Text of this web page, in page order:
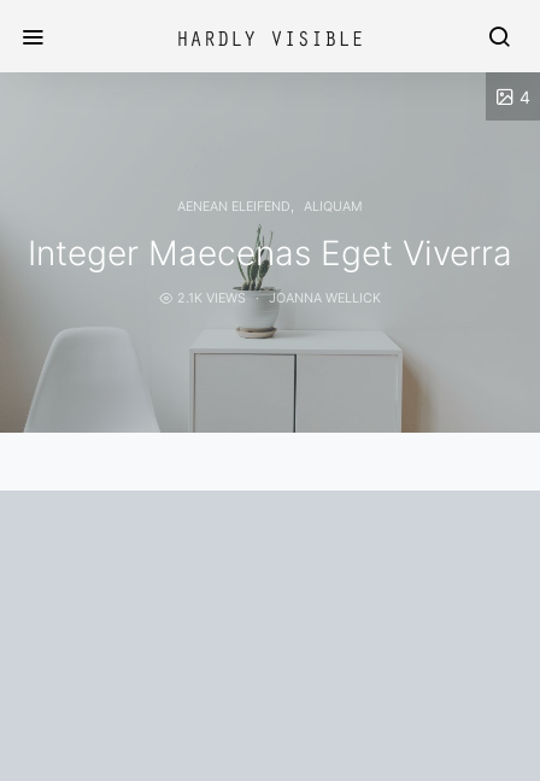
4
AENEAN ELEIFEND ALIQUAM
Integer Maecenas Eget Viverra
2.1K VIEWS JOANNA WELLICK